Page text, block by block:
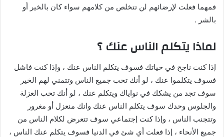
فمهما فعلت لإرضائهم لن تتخلص من كلامهم سواء كان بالخير أو
بالشر .
لماذا يتكلم الناس عنك ؟
إذا كنت ناجح في حياتك فسوف يتكلم الناس عنك ، وإذا كنت فاشل
فسوف يتكلموا عنك ، لو أنك تحب جميع الناس وتتمني لهم الخير
سوف تجد من يشكك في نواياك ويتكلم عنك ، لو أنك تحب العزلة
والجلوس وحدك سوف يتكلم الناس عنك وانك منعزل أو مغرور
وتتجنب الناس ، وإذا كنت إجتماعي سوف تتعرض لكلام الناس من
جميع الأنحاء ، إذا فعلت أي شئ في الدنيا فسوف يتكلم عنك الناس ،